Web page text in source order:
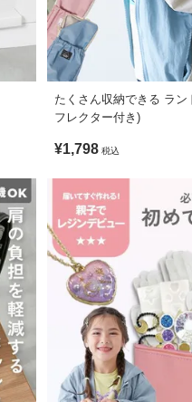
に撥水加工を施しました。
ございます。
ではありません。
しますので、市販の防水スプ
ことがあります。水で薄めた
。ご注意ください。
多少の誤差が生じる場合があ
ざいますが、素材・サイズ等の
たくさん収納できる ラン
フレクター付き)
¥1,798 税込